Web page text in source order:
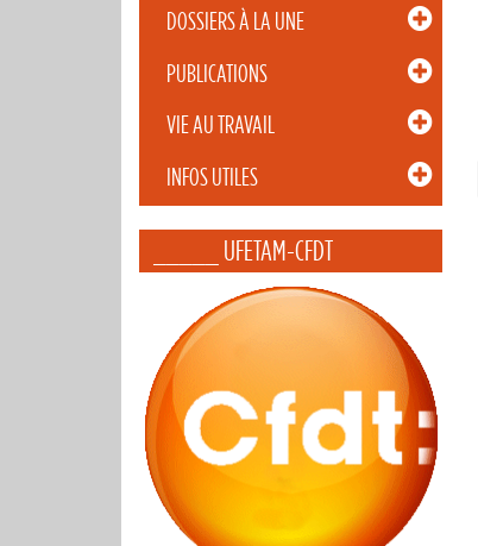
DOSSIERS À LA UNE
PUBLICATIONS
VIE AU TRAVAIL
INFOS UTILES
_____ UFETAM-CFDT